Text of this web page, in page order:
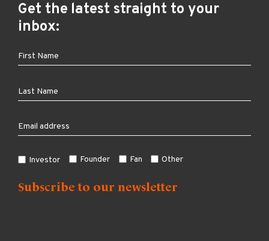
Get the latest straight to your
inbox:
Investor Founder Fan Other